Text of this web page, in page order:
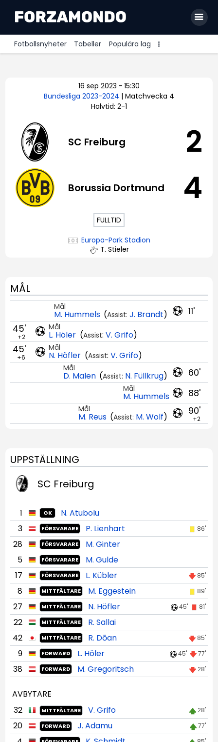
Fotbollsnyheter Tabeller Populära lag
Premier League
Bundesliga
Serie A
Ligue 1
16 sep 2023 - 15:30
Bundesliga 2023-2024 | Matchvecka 4
Halvtid: 2-1
SC Freiburg 2
Borussia Dortmund 4
FULLTID
Europa-Park Stadion
T. Stieler
MÅL
11'
Mål
M. Hummels (Assist: J. Brandt)
Mål
L. Höler (Assist: V. Grifo)
45'
+2
Mål
N. Höfler (Assist: V. Grifo)
45'
+6
60'
Mål
D. Malen (Assist: N. Füllkrug)
88'
Mål
M. Hummels
90'
+2
Mål
M. Reus (Assist: M. Wolf)
UPPSTÄLLNING
SC Freiburg
1 GK
N. Atubolu
3
FÖRSVARARE P. Lienhart 86'
28 FÖRSVARARE
M. Ginter
5
FÖRSVARARE
M. Gulde
17
FÖRSVARARE L. Kübler 85'
8 MITTFÄLTARE M. Eggestein 89'
27 MITTFÄLTARE N. Höfler 45' 81'
22 MITTFÄLTARE
R. Sallai
42
MITTFÄLTARE R. Dōan 85'
9 FORWARD L. Höler 45' 77'
38 FORWARD M. Gregoritsch 28'
AVBYTARE
32
MITTFÄLTARE V. Grifo 28'
20 FORWARD J. Adamu 77'